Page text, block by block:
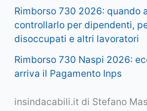
Rimborso 730 2026: quando
controllarlo per dipendenti,
disoccupati e altri lavoratori
Rimborso 730 Naspi 2026:
arriva il Pagamento Inps
insindacabili.it di Stefano